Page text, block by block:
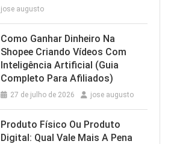
jose augusto
Como Ganhar Dinheiro Na
Shopee Criando Vídeos Com
Inteligência Artificial (Guia
Completo Para Afiliados)
27 de julho de 2026 jose augusto
Produto Físico Ou Produto
Digital: Qual Vale Mais A Pena